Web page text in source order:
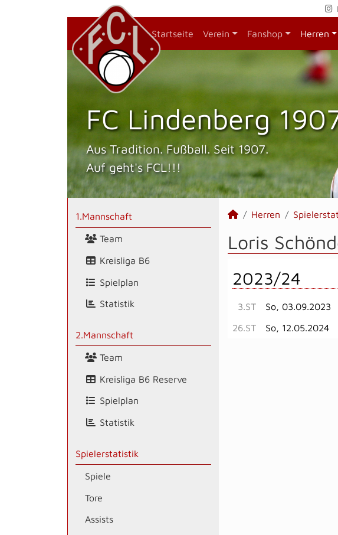
Startseite Verein Fanshop Herren
FC Lindenberg
Aus Tradition. Fußball. Seit 1907.
Auf geht's FCL!!!
1.Mannschaft
Team
Kreisliga B6
Spielplan
Statistik
2.Mannschaft
Team
Kreisliga B6 Reserve
Spielplan
Statistik
Spielerstatistik
Spiele
Tore
Assists
Herren
Loris
2023/24
3.ST So, 03.09.2023
26.ST So, 12.05.2024